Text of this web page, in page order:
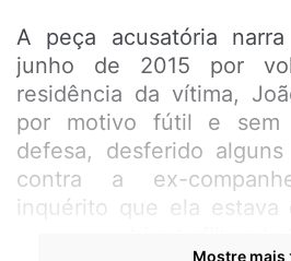
A peça acusatória
junho de 2015 por
residência da vítima,
por motivo fútil e sem
defesa, desferido
contra a ex-
inquérito que ela estava
Mostre mais